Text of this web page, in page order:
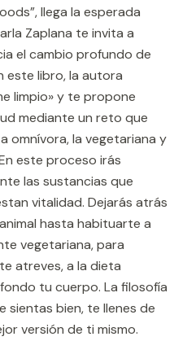
llega la esperada
Zaplana te invita a
el cambio profundo de
este libro, la autora
limpio» y te propone
mediante un reto que
omnívora, la vegetariana y
este proceso irás
las sustancias que
vitalidad. Dejarás atrás
hasta habituarte a
vegetariana, para
atreves, a la dieta
tu cuerpo. La filosofía
sientas bien, te llenes de
versión de ti mismo.